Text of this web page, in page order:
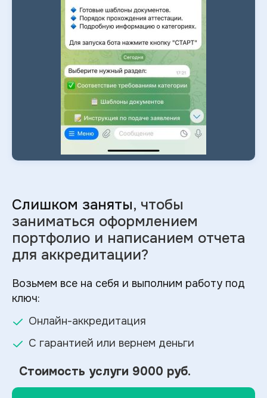
Слишком заняты, чтобы
заниматься оформлением
портфолио и написанием отчета
для аккредитации?
Возьмем все на себя и выполним работу под
ключ:
Онлайн-аккредитация
С гарантией или вернем деньги
Стоимость услуги 9000 руб.